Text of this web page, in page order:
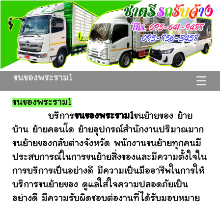
☰
ขนของพระราม1
ขนของพระราม1
บริการขนของพระราม1ขนย้ายของ ย้าย
บ้าน ย้ายคอนโด ย้ายอุปกรณ์สำนักงานปริมาณมาก
ขนย้ายของกลับต่างจังหวัด พนักงานขนย้ายทุกคนมี
ประสบการณ์ในการขนย้ายสิ่งของและมีความตั้งใจใน
การบริการเป็นอย่างดี มีความเป็นมืออาชีพในการให้
บริการขนย้ายของ ดูแลใส่ใจความปลอดภัยเป็น
อย่างดี มีความรับผิดชอบต่องานที่ได้รับมอบหมาย